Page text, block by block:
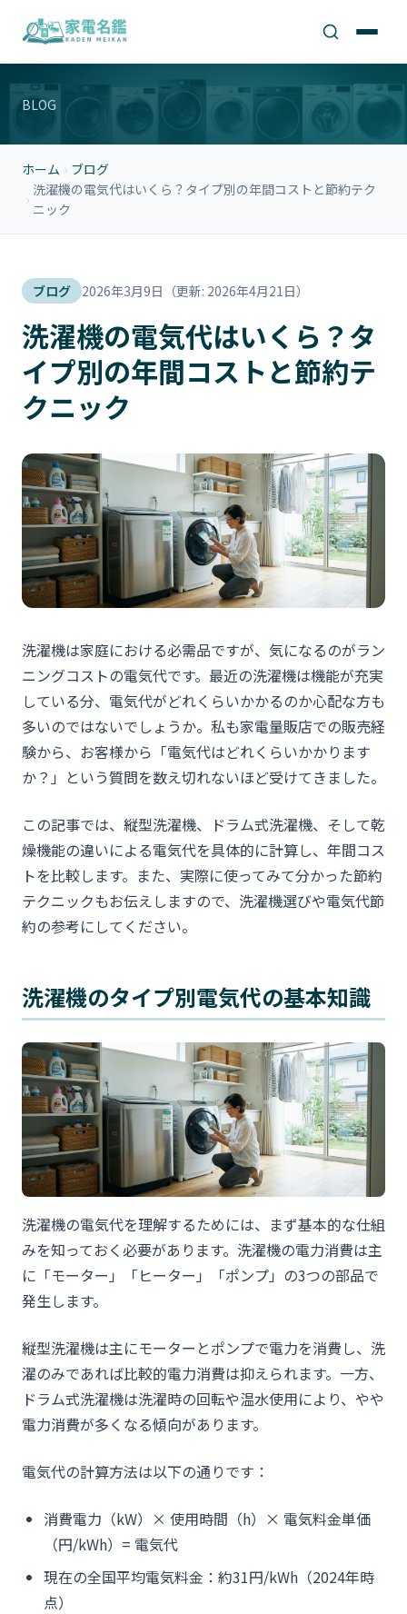
BLOG
ホーム › ブログ
›
洗濯機の電気代はいくら？タイプ別の年間コストと節約テク
ニック
ブログ 2026年3月9日 （更新: 2026年4月21日）
洗濯機の電気代はいくら？タ
イプ別の年間コストと節約テ
クニック
洗濯機は家庭における必需品ですが、気になるのがラン
ニングコストの電気代です。最近の洗濯機は機能が充実
している分、電気代がどれくらいかかるのか心配な方も
多いのではないでしょうか。私も家電量販店での販売経
験から、お客様から「電気代はどれくらいかかります
か？」という質問を数え切れないほど受けてきました。
この記事では、縦型洗濯機、ドラム式洗濯機、そして乾
燥機能の違いによる電気代を具体的に計算し、年間コス
トを比較します。また、実際に使ってみて分かった節約
テクニックもお伝えしますので、洗濯機選びや電気代節
約の参考にしてください。
洗濯機のタイプ別電気代の基本知識
洗濯機の電気代を理解するためには、まず基本的な仕組
みを知っておく必要があります。洗濯機の電力消費は主
に「モーター」「ヒーター」「ポンプ」の3つの部品で
発生します。
縦型洗濯機は主にモーターとポンプで電力を消費し、洗
濯のみであれば比較的電力消費は抑えられます。一方、
ドラム式洗濯機は洗濯時の回転や温水使用により、やや
電力消費が多くなる傾向があります。
電気代の計算方法は以下の通りです：
消費電力（kW）× 使用時間（h）× 電気料金単価
（円/kWh）= 電気代
現在の全国平均電気料金：約31円/kWh（2024年時
点）